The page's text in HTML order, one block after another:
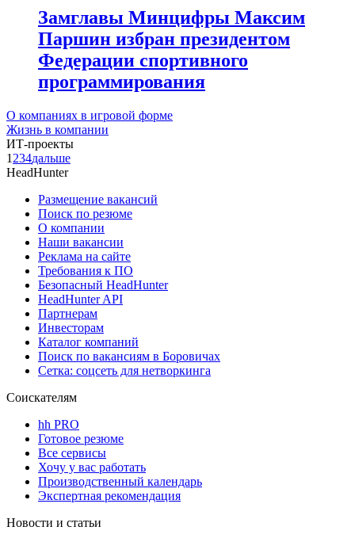
Замглавы Минцифры Максим
Паршин избран президентом
Федерации спортивного
программирования
О компаниях в игровой форме
Жизнь в компании
ИТ-проекты
1 234дальше
HeadHunter
Размещение вакансий
Поиск по резюме
О компании
Наши вакансии
Реклама на сайте
Требования к ПО
Безопасный HeadHunter
HeadHunter API
Партнерам
Инвесторам
Каталог компаний
Поиск по вакансиям в Боровичах
Сетка: соцсеть для нетворкинга
Соискателям
hh PRO
Готовое резюме
Все сервисы
Хочу у вас работать
Производственный календарь
Экспертная рекомендация
Новости и статьи